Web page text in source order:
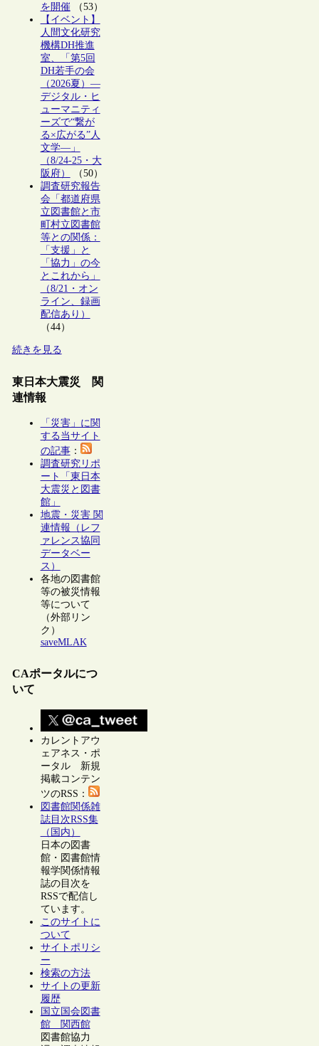
を開催（53）
【イベント】
人間文化研究
機構DH推進
室、「第5回
DH若手の会
（2026夏）―
デジタル・ヒ
ューマニティ
ーズで“繋が
る×広がる”人
文学―」
（8/24-25・大
阪府）
（50）
調査研究報告
会「都道府県
立図書館と市
町村立図書館
等との関係：
「支援」と
「協力」の今
とこれから」
（8/21・オン
ライン、録画
配信あり）
（44）
続きを見る
東日本大震災 関
連情報
「災害」に関
する当サイト
の記事：
調査研究リポ
ート「東日本
大震災と図書
館」
地震・災害 関
連情報（レフ
ァレンス協同
データベー
ス）
各地の図書館
等の被災情報
等について
（外部リン
ク）
saveMLAK
CAポータルにつ
いて
カレントアウ
ェアネス・ポ
ータル 新規
掲載コンテン
ツのRSS：
図書館関係雑
誌目次RSS集
（国内）
日本の図書
館・図書館情
報学関係情報
誌の目次を
RSSで配信し
ています。
このサイトに
ついて
サイトポリシ
ー
検索の方法
サイトの更新
履歴
国立国会図書
館 関西館
図書館協力